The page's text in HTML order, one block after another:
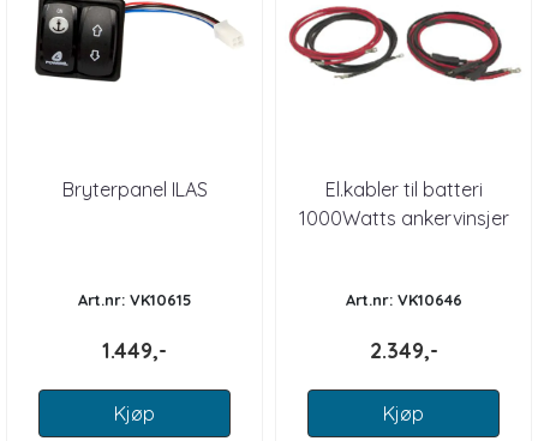
Bryterpanel ILAS
Art.nr: VK10615
1.449,-
Kjøp
El.kabler til batteri
1000Watts ankervinsjer
Art.nr: VK10646
2.349,-
Kjøp